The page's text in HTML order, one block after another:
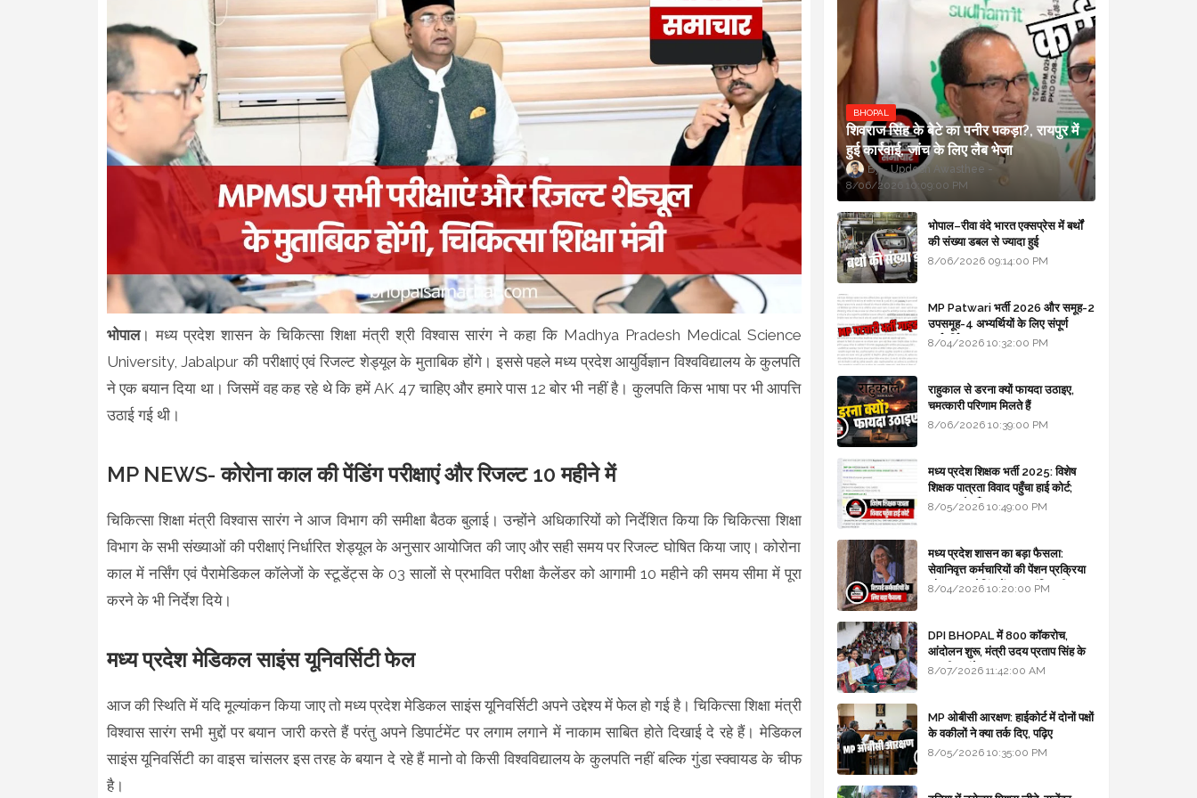
भोपाल। मध्य प्रदेश शासन के चिकित्सा शिक्षा मंत्री श्री विश्वास सारंग ने कहा कि Madhya Pradesh Medical Science
University, Jabalpur की परीक्षाएं एवं रिजल्ट शेड्यूल के मुताबिक होंगे। इससे पहले मध्य प्रदेश आयुर्विज्ञान विश्वविद्यालय के कुलपति
ने एक बयान दिया था। जिसमें वह कह रहे थे कि हमें AK 47 चाहिए और हमारे पास 12 बोर भी नहीं है। कुलपति किस भाषा पर भी आपत्ति
उठाई गई थी।
MP NEWS- कोरोना काल की पेंडिंग परीक्षाएं और रिजल्ट 10 महीने में
चिकित्सा शिक्षा मंत्री विश्वास सारंग ने आज विभाग की समीक्षा बैठक बुलाई। उन्होंने अधिकारियों को निर्देशित किया कि चिकित्सा शिक्षा
विभाग के सभी संख्याओं की परीक्षाएं निर्धारित शेड्यूल के अनुसार आयोजित की जाए और सही समय पर रिजल्ट घोषित किया जाए। कोरोना
काल में नर्सिंग एवं पैरामेडिकल कॉलेजों के स्टूडेंट्स के 03 सालों से प्रभावित परीक्षा कैलेंडर को आगामी 10 महीने की समय सीमा में पूरा
करने के भी निर्देश दिये।
मध्य प्रदेश मेडिकल साइंस यूनिवर्सिटी फेल
आज की स्थिति में यदि मूल्यांकन किया जाए तो मध्य प्रदेश मेडिकल साइंस यूनिवर्सिटी अपने उद्देश्य में फेल हो गई है। चिकित्सा शिक्षा मंत्री
विश्वास सारंग सभी मुद्दों पर बयान जारी करते हैं परंतु अपने डिपार्टमेंट पर लगाम लगाने में नाकाम साबित होते दिखाई दे रहे हैं। मेडिकल
साइंस यूनिवर्सिटी का वाइस चांसलर इस तरह के बयान दे रहे हैं मानो वो किसी विश्वविद्यालय के कुलपति नहीं बल्कि गुंडा स्क्वायड के चीफ
है।
BHOPAL
शिवराज सिंह के बेटे का पनीर पकड़ा?, रायपुर में
हुई कार्रवाई, जांच के लिए लैब भेजा
Updesh Awasthee
8/06/2026 10:09:00 PM
भोपाल–रीवा वंदे भारत एक्सप्रेस में बर्थों
की संख्या डबल से ज्यादा हुई
8/06/2026 09:14:00 PM
MP Patwari भर्ती 2026 और समूह-2
उपसमूह-4 अभ्यर्थियों के लिए संपूर्ण
मार्गदर्शिका
8/04/2026 10:32:00 PM
राहुकाल से डरना क्यों फायदा उठाइए,
चमत्कारी परिणाम मिलते हैं
8/06/2026 10:39:00 PM
मध्य प्रदेश शिक्षक भर्ती 2025: विशेष
शिक्षक पात्रता विवाद पहुँचा हाई कोर्ट;
सरकार से माँगा जवाब
8/05/2026 10:49:00 PM
मध्य प्रदेश शासन का बड़ा फैसला:
सेवानिवृत्त कर्मचारियों की पेंशन प्रक्रिया
और बजट कोडिंग में हुए क्रांतिकारी
8/04/2026 10:20:00 PM
DPI BHOPAL में 800 कॉकरोच,
आंदोलन शुरू, मंत्री उदय प्रताप सिंह के
घर भी जाएंगे
8/07/2026 11:42:00 AM
MP ओबीसी आरक्षण: हाईकोर्ट में दोनों पक्षों
के वकीलों ने क्या तर्क दिए, पढ़िए
8/05/2026 10:35:00 PM